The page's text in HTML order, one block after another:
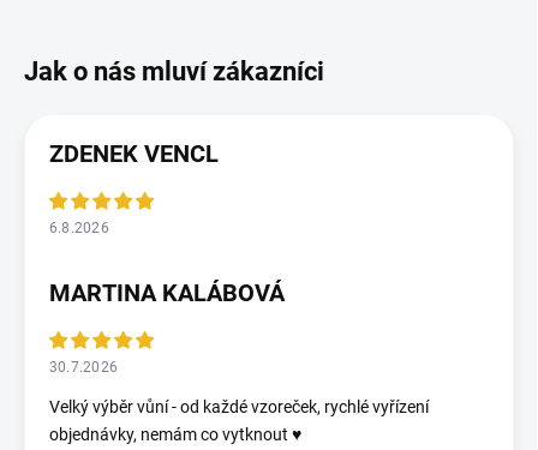
ZDENEK VENCL
6.8.2026
MARTINA KALÁBOVÁ
30.7.2026
Velký výběr vůní - od každé vzoreček, rychlé vyřízení
objednávky, nemám co vytknout ♥️